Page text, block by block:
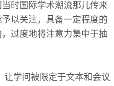
时国际学术潮流那儿传来
以关注，具备一定程度的
过度地将注意力集中于抽
学问被限定于文本和会议